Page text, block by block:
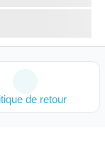
de retour